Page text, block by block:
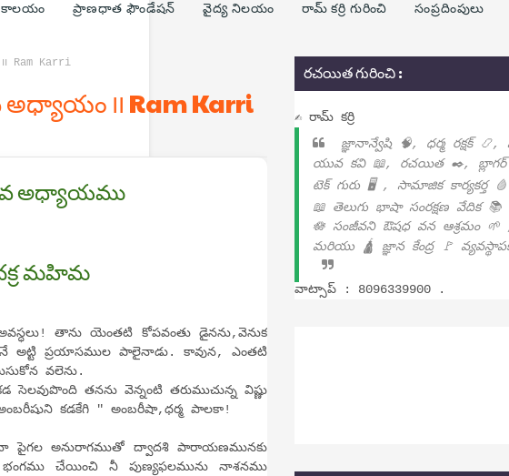
ప్రాణధాత ఫౌండేషన్ వైద్య నిలయం రామ్ కర్రి గురించి సంప్రదింపులు
Ram Karri
౹౹ Ram Karri
వ అధ్యాయము
చక్ర మహిమ
తాను యెంతటి కోపవంతు డైనను,వెనుక
అట్టి ప్రయాసముల పాలైనాడు. కావున, ఎంతటి
వలెను.
తనను వెన్నంటి తరుముచున్న విష్ణు
కడకేగి " అంబరీషా,ధర్మ పాలకా!
అనురాగముతో ద్వాదశి పారాయణమునకు
భంగము చేయించి నీ పుణ్యఫలమును నాశనము
రచయిత గురించి :
✍ రామ్ కర్రి
జ్ఞానాన్వేషి 🧠, ధర్మ రక్షక్ 📿,
యువ కవి 📖, రచయిత ✒️,
టెక్ గురు 🖥️ , సామాజిక కార్యకర్త
📖 తెలుగు భాషా సంరక్షణ వేదిక
🪷 సంజీవని ఔషధ వన ఆశ్రమం 🌱
మరియు 🛕 జ్ఞాన కేంద్ర 🚩
వాట్సాప్ : 8096339900 .